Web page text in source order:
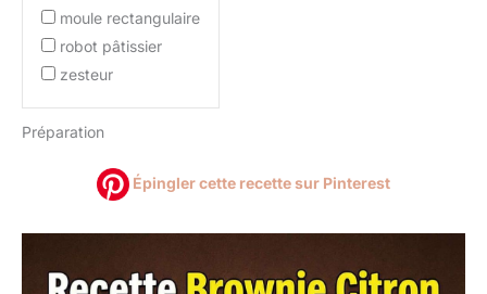
moule rectangulaire
robot pâtissier
zesteur
Préparation
Épingler cette recette sur Pinterest